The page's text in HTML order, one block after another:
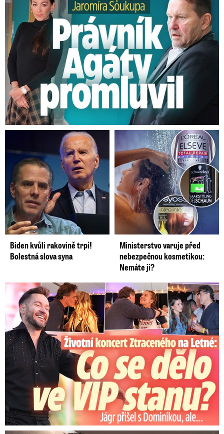
Biden kvůli rakovině trpí!
Bolestná slova syna
Ministerstvo varuje před
nebezpečnou kosmetikou:
Nemáte ji?
Koncert Ztraceného na Letné: Jágr přišel s Dominikou, ale...